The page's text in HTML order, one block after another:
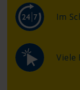
Im
Viele